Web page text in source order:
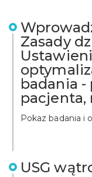
Zasady
badania
pacjenta,
Pokaz badania i
USG